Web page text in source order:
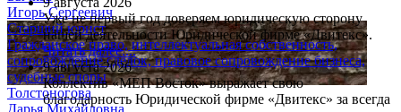
Игорь Сергеевич
Старший юрист
Гражданское право, интеллектуальная собственность,
сопровождение сделок, правовое сопровождение бизнеса,
судебные споры
Толстоногова
Дарья Михайловна
Уже не первый год доверяем юридическую сторону
нашей деятельности Юридической фирме «Двитекс».
Читать далее....
9 августа 2026
Коллектив «МЕП Восток» выражает свою
благодарность Юридической фирме «Двитекс» за всегда